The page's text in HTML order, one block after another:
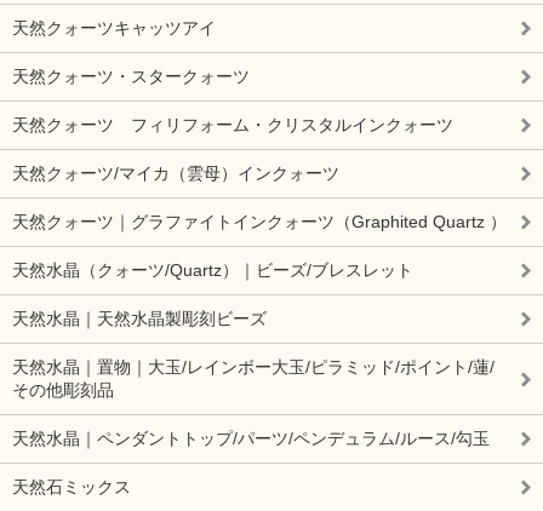
天然クォーツキャッツアイ
天然クォーツ・スタークォーツ
天然クォーツ フィリフォーム・クリスタルインクォーツ
天然クォーツ/マイカ（雲母）インクォーツ
天然クォーツ｜グラファイトインクォーツ（Graphited Quartz ）
天然水晶（クォーツ/Quartz）｜ビーズ/ブレスレット
天然水晶｜天然水晶製彫刻ビーズ
天然水晶｜置物｜大玉/レインボー大玉/ピラミッド/ポイント/蓮/
その他彫刻品
天然水晶｜ペンダントトップ/パーツ/ペンデュラム/ルース/勾玉
天然石ミックス